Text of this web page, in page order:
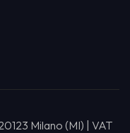
Milano (MI) | VAT